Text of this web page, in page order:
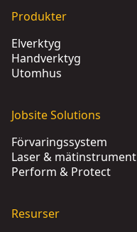
Produkter
Elverktyg
Handverktyg
Utomhus
Jobsite Solutions
Förvaringssystem
Laser & mätinstrument
Perform & Protect
Resurser